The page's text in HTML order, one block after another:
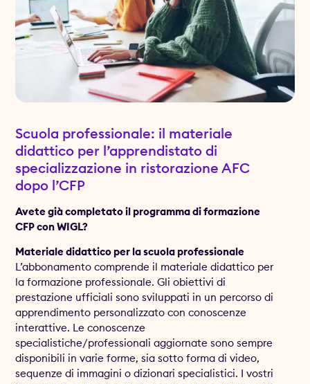
Scuola professionale: il materiale
didattico per l’apprendistato di
specializzazione in ristorazione AFC
dopo l’CFP
Avete già completato il programma di formazione
CFP con WIGL?
Materiale didattico per la scuola professionale
L’abbonamento comprende il materiale didattico per
la formazione professionale. Gli obiettivi di
prestazione ufficiali sono sviluppati in un percorso di
apprendimento personalizzato con conoscenze
interattive. Le conoscenze
specialistiche/professionali aggiornate sono sempre
disponibili in varie forme, sia sotto forma di video,
sequenze di immagini o dizionari specialistici. I vostri